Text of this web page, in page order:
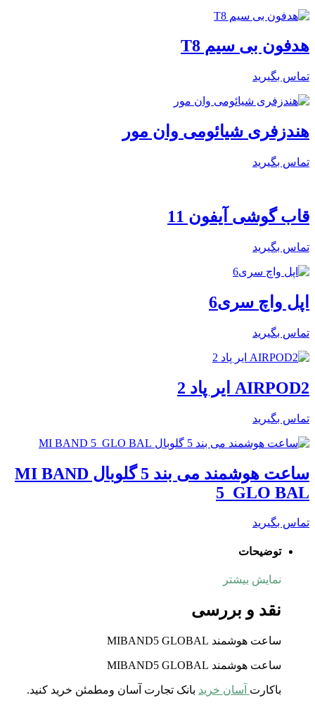
هدفون بی سیم T8
تماس بگیرید
هندزفری شیائومی وان مور
تماس بگیرید
قاب گوشی آیفون 11
تماس بگیرید
اپل واچ سری6
تماس بگیرید
AIRPOD2 ایر پاد 2
تماس بگیرید
ساعت هوشمند می بند 5 گلوبال MI BAND
5 GLO BAL
تماس بگیرید
توضیحات
نمایش بیشتر
نقد و بررسی
ساعت هوشمند MIBAND5 GLOBAL
ساعت هوشمند MIBAND5 GLOBAL
باکارت آسان خرید بانک تجارت آسان ومطمئن خرید کنید.